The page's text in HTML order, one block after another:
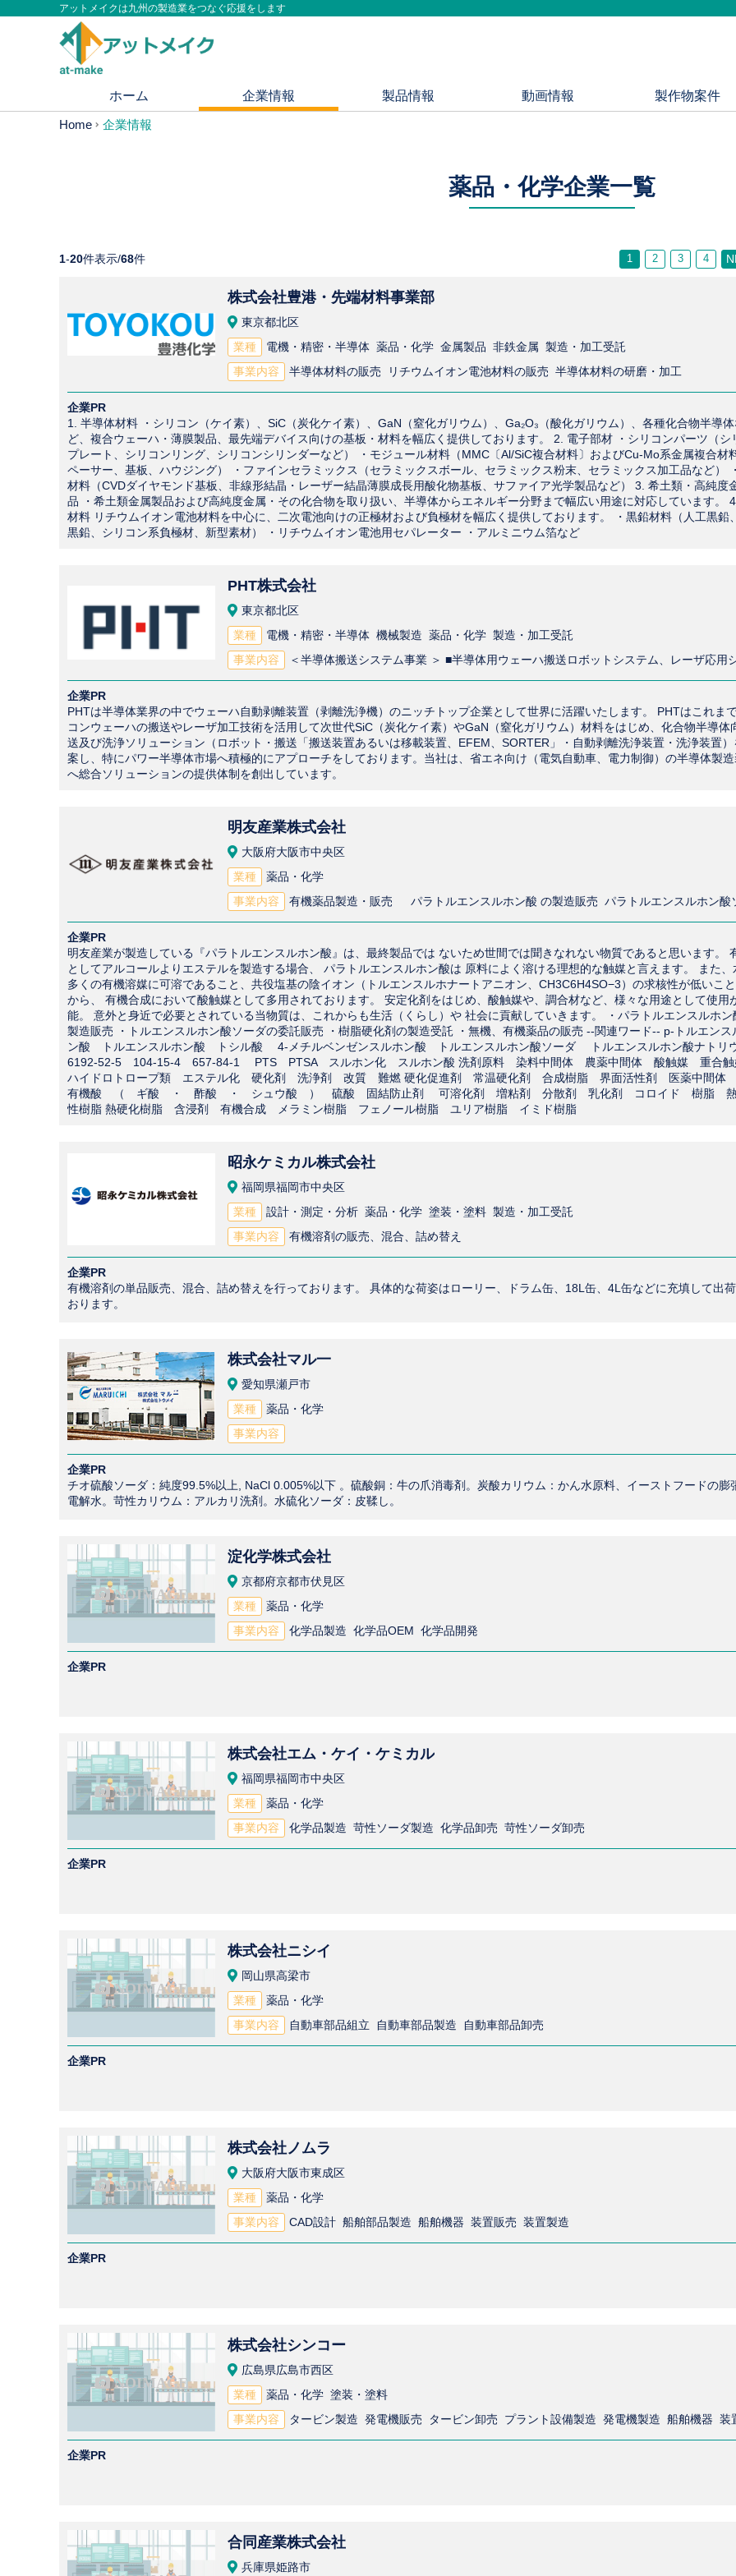
アットメイクは九州の製造業をつなぐ応援をします
ホーム 企業情報 製品情報 動画情報 製作物案件
Home 企業情報
薬品・化学企業一覧
1-20件表示/68件 1 2 3 4
株式会社豊港・先端材料事業部
東京都北区
業種
電機・精密・半導体 薬品・化学 金属製品 非鉄金属 製造・加工受託
事業内容
半導体材料の販売 リチウムイオン電池材料の販売 半導体材料の研磨・加工
企業PR
1. 半導体材料 ・シリコン（ケイ素）、SiC（炭化ケイ素）、GaN（窒化ガリウム）、Ga₂O₃（酸化ガリウム）、各種化合物半導
ど、複合ウェーハ・薄膜製品、最先端デバイス向けの基板・材料を幅広く提供しております。 2. 電子部材 ・シリコンパーツ（シ
プレート、シリコンリング、シリコンシリンダーなど） ・モジュール材料（MMC〔Al/SiC複合材料〕およびCu-Mo系金属複合材
ペーサー、基板、ハウジング） ・ファインセラミックス（セラミックスボール、セラミックス粉末、セラミックス加工品など）
材料（CVDダイヤモンド基板、非線形結晶・レーザー結晶薄膜成長用酸化物基板、サファイア光学製品など） 3. 希土類・高純度
品 ・希土類金属製品および高純度金属・その化合物を取り扱い、半導体からエネルギー分野まで幅広い用途に対応しています。
材料 リチウムイオン電池材料を中心に、二次電池向けの正極材および負極材を幅広く提供しております。 ・黒鉛材料（人工黒鉛
黒鉛、シリコン系負極材、新型素材） ・リチウムイオン電池用セパレーター ・アルミニウム箔など
PHT株式会社
東京都北区
業種
電機・精密・半導体 機械製造 薬品・化学 製造・加工受託
事業内容
企業PR
PHTは半導体業界の中でウェーハ自動剥離装置（剥離洗浄機）のニッチトップ企業として世界に活躍いたします。 PHTはこれま
コンウェーハの搬送やレーザ加工技術を活用して次世代SiC（炭化ケイ素）やGaN（窒化ガリウム）材料をはじめ、化合物半導体
送及び洗浄ソリューション（ロボット・搬送「搬送装置あるいは移載装置、EFEM、SORTER」・自動剥離洗浄装置・洗浄装置）
案し、特にパワー半導体市場へ積極的にアプローチをしております。当社は、省エネ向け（電気自動車、電力制御）の半導体製
へ総合ソリューションの提供体制を創出しています。
明友産業株式会社
大阪府大阪市中央区
業種
薬品・化学
事業内容
企業PR
明友産業が製造している『パラトルエンスルホン酸』は、最終製品では ないため世間では聞きなれない物質であると思います。
としてアルコールよりエステルを製造する場合、 パラトルエンスルホン酸は 原料によく溶ける理想的な触媒と言えます。 また、
多くの有機溶媒に可溶であること、共役塩基の陰イオン（トルエンスルホナートアニオン、CH3C6H4SO−3）の求核性が低いこ
から、 有機合成において酸触媒として多用されております。 安定化剤をはじめ、酸触媒や、調合材など、様々な用途として使用
能。 意外と身近で必要とされている当物質は、これからも生活（くらし）や 社会に貢献していきます。 ・パラトルエンスルホン
製造販売 ・トルエンスルホン酸ソーダの委託販売 ・樹脂硬化剤の製造受託 ・無機、有機薬品の販売 --関連ワード-- p-トルエンス
ン酸 トルエンスルホン酸 トシル酸 4-メチルベンゼンスルホン酸 トルエンスルホン酸ソーダ トルエンスルホン酸ナト
6192-52-5 104-15-4 657-84-1 PTS PTSA スルホン化 スルホン酸 洗剤原料 染料中間体 農薬中間体 酸触媒 重合
ハイドロトロープ類 エステル化 硬化剤 洗浄剤 改質 難燃 硬化促進剤 常温硬化剤 合成樹脂 界面活性剤 医薬中間体
有機酸 （ ギ酸 ・ 酢酸 ・ シュウ酸 ） 硫酸 固結防止剤 可溶化剤 増粘剤 分散剤 乳化剤 コロイド 樹脂 熱
性樹脂 熱硬化樹脂 含浸剤 有機合成 メラミン樹脂 フェノール樹脂 ユリア樹脂 イミド樹脂
昭永ケミカル株式会社
福岡県福岡市中央区
業種
設計・測定・分析 薬品・化学 塗装・塗料 製造・加工受託
事業内容
有機溶剤の販売、混合、詰め替え
企業PR
有機溶剤の単品販売、混合、詰め替えを行っております。 具体的な荷姿はローリー、ドラム缶、18L缶、4L缶などに充填して出
おります。
株式会社マル一
愛知県瀬戸市
業種
薬品・化学
事業内容
企業PR
チオ硫酸ソーダ：純度99.5%以上, NaCl 0.005%以下 。硫酸銅：牛の爪消毒剤。炭酸カリウム：かん水原料、イーストフードの膨
電解水。苛性カリウム：アルカリ洗剤。水硫化ソーダ：皮鞣し。
淀化学株式会社
京都府京都市伏見区
業種
薬品・化学
事業内容
化学品製造 化学品OEM 化学品開発
企業PR
株式会社エム・ケイ・ケミカル
福岡県福岡市中央区
業種
薬品・化学
事業内容
化学品製造 苛性ソーダ製造 化学品卸売 苛性ソーダ卸売
企業PR
株式会社ニシイ
岡山県高梁市
業種
薬品・化学
事業内容
自動車部品組立 自動車部品製造 自動車部品卸売
企業PR
株式会社ノムラ
大阪府大阪市東成区
業種
薬品・化学
事業内容
CAD設計 船舶部品製造 船舶機器 装置販売 装置製造
企業PR
株式会社シンコー
広島県広島市西区
業種
薬品・化学 塗装・塗料
事業内容
企業PR
合同産業株式会社
兵庫県姫路市